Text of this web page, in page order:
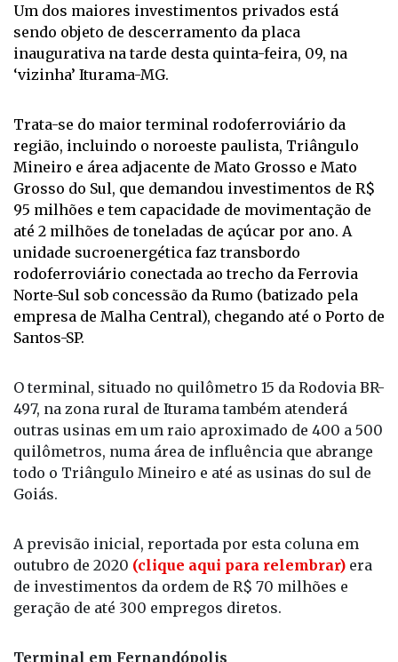
Um dos maiores investimentos privados está
sendo objeto de descerramento da placa
inaugurativa na tarde desta quinta-feira, 09, na
‘vizinha’ Iturama-MG.
Trata-se do maior terminal rodoferroviário da
região, incluindo o noroeste paulista, Triângulo
Mineiro e área adjacente de Mato Grosso e Mato
Grosso do Sul, que demandou investimentos de R$
95 milhões e tem capacidade de movimentação de
até 2 milhões de toneladas de açúcar por ano. A
unidade sucroenergética faz transbordo
rodoferroviário conectada ao trecho da Ferrovia
Norte-Sul sob concessão da Rumo (batizado pela
empresa de Malha Central), chegando até o Porto de
Santos-SP.
O terminal, situado no quilômetro 15 da Rodovia BR-
497, na zona rural de Iturama também atenderá
outras usinas em um raio aproximado de 400 a 500
quilômetros, numa área de influência que abrange
todo o Triângulo Mineiro e até as usinas do sul de
Goiás.
A previsão inicial, reportada por esta coluna em
outubro de 2020 (clique aqui para relembrar) era
de investimentos da ordem de R$ 70 milhões e
geração de até 300 empregos diretos.
Terminal em Fernandópolis